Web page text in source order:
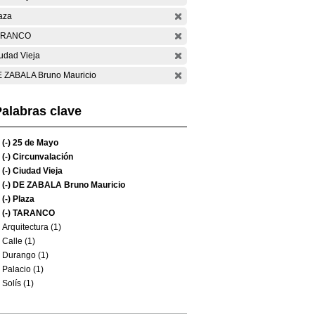
Vieja
ZABALA Bruno Mauricio
clave
(-) 25 de Mayo
(-) Circunvalación
(-) Ciudad Vieja
(-) DE ZABALA Bruno Mauricio
(-) Plaza
(-) TARANCO
Arquitectura (1)
Calle (1)
Durango (1)
Palacio (1)
Solís (1)